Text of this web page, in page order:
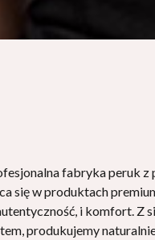
fabryka peruk z
się w produktach
i komfort. Z
produkujemy